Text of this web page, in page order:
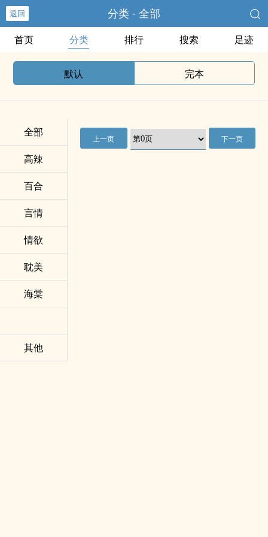
返回 分类 - 全部
首页 分类 排行 搜索 足迹
默认 完本
全部
高辣
百合
言情
情欲
耽美
海棠
其他
上一页 下一页